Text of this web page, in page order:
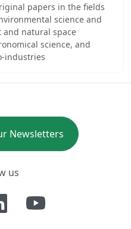
papers in the fields
science and
and natural space
science, and
industries
Newsletters
us